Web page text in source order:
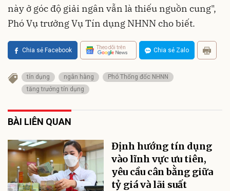
này ở góc độ giải ngân vẫn là thiếu nguồn cung",
Phó Vụ trưởng Vụ Tín dụng NHNN cho biết.
Chia sẻ Facebook Theo dõi trên Chia sẻ Zalo
tín dụng ngân hàng
Phó Thống đốc NHNN
tăng trưởng tín dụng
BÀI LIÊN QUAN
Định hướng tín dụng
vào lĩnh vực ưu tiên,
yêu cầu cân bằng giữa
tỷ giá và lãi suất